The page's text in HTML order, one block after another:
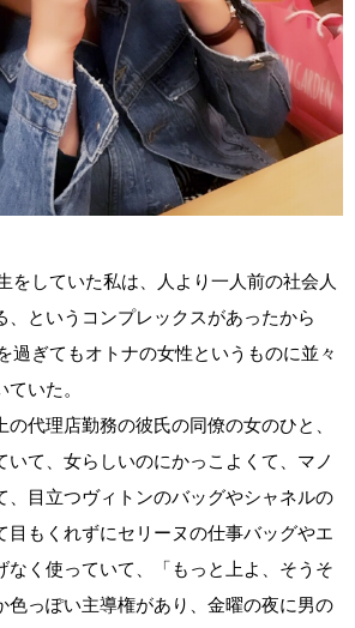
をしていた私は、人より一人前の社会人
、というコンプレックスがあったから
過ぎてもオトナの女性というものに並々
いた。
代理店勤務の彼氏の同僚の女のひと、
いて、女らしいのにかっこよくて、マノ
、目立つヴィトンのバッグやシャネルの
目もくれずにセリーヌの仕事バッグやエ
なく使っていて、「もっと上よ、そうそ
色っぽい主導権があり、金曜の夜に男の